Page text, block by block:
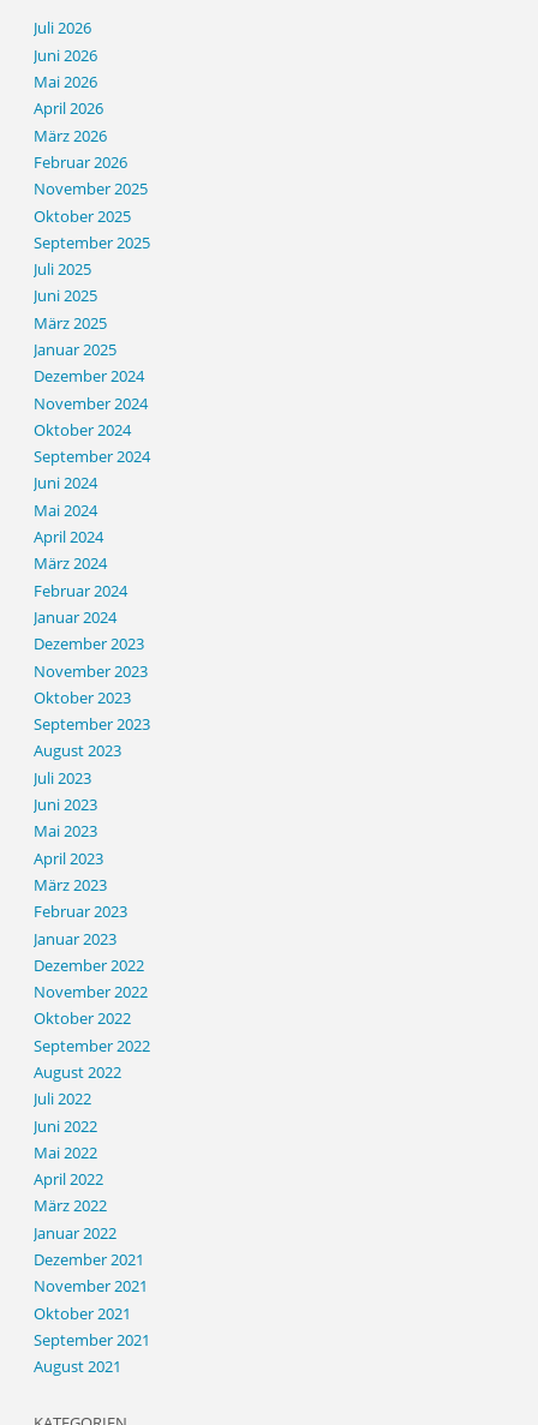
Juli 2026
Juni 2026
Mai 2026
April 2026
März 2026
Februar 2026
November 2025
Oktober 2025
September 2025
Juli 2025
Juni 2025
März 2025
Januar 2025
Dezember 2024
November 2024
Oktober 2024
September 2024
Juni 2024
Mai 2024
April 2024
März 2024
Februar 2024
Januar 2024
Dezember 2023
November 2023
Oktober 2023
September 2023
August 2023
Juli 2023
Juni 2023
Mai 2023
April 2023
März 2023
Februar 2023
Januar 2023
Dezember 2022
November 2022
Oktober 2022
September 2022
August 2022
Juli 2022
Juni 2022
Mai 2022
April 2022
März 2022
Januar 2022
Dezember 2021
November 2021
Oktober 2021
September 2021
August 2021